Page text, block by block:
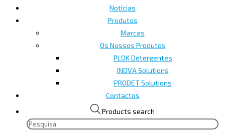
Notícias
Produtos
Marcas
Os Nossos Produtos
PLOK Detergentes
INOVA Solutions
PRODET Solutions
Contactos
Products search